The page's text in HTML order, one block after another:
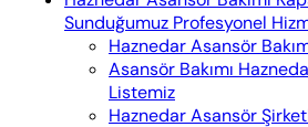
Sunduğumuz Profesyonel
Haznedar Asansör
Asansör Bakımı
Listemiz
Haznedar Asansör